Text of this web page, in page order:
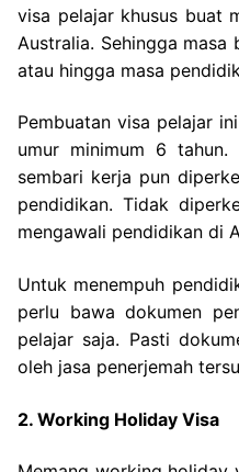
visa pelajar khusus buat
Australia. Sehingga
atau hingga masa
Pembuatan visa pelajar
umur minimum 6
sembari kerja pun
pendidikan. Tidak
mengawali pendidikan di
Untuk menempuh
perlu bawa dokumen
pelajar saja. Pasti
oleh jasa penerjemah
2. Working Holiday Visa